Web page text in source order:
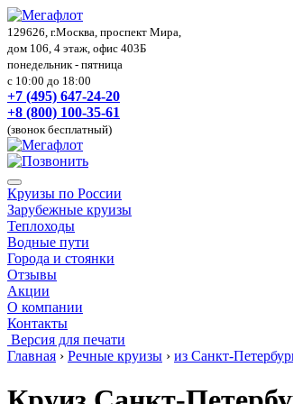
129626, г.Москва, проспект Мира,
дом 106, 4 этаж, офис 403Б
понедельник - пятница
с 10:00 до 18:00
+7 (495) 647-24-20
+8 (800) 100-35-61
(звонок бесплатный)
Круизы по России
Зарубежные круизы
Теплоходы
Водные пути
Города и стоянки
Отзывы
Акции
О компании
Контакты
Версия для печати
Главная › Речные круизы › из Санкт-